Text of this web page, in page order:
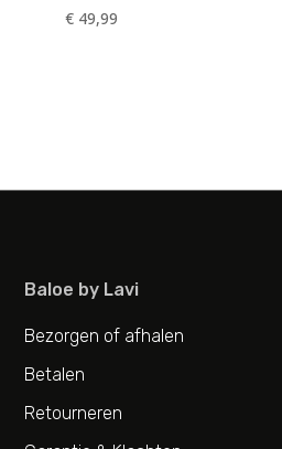
€49,99
Baloe by Lavi
Bezorgen of afhalen
Betalen
Retourneren